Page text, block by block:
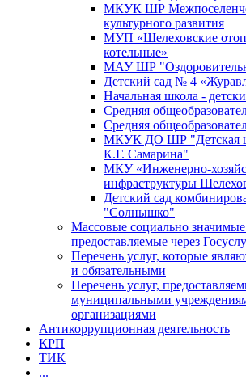
МКУК ШР
культурного развития
МУП «Шелеховские
котельные»
МАУ ШР
Детский сад № 4
Начальная школа -
Средняя
Средняя
МКУК ДО ШР "Детская
К.Г. Самарина"
МКУ «Инженерно-
инфраструктуры
Детский сад
"Солнышко"
Массовые социально значимые
предоставляемые через
Перечень услуг, которые
и обязательными
Перечень услуг,
муниципальными
организациями
Антикоррупционная деятельность
КРП
ТИК
...